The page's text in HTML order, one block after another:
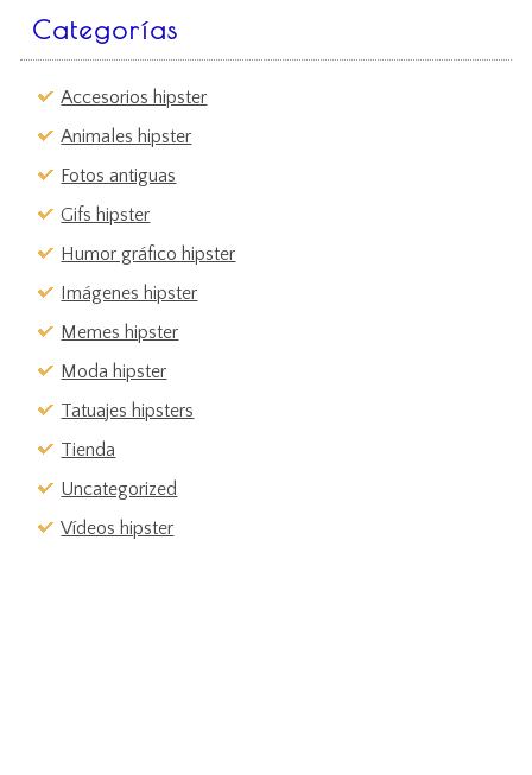
Categorías
Accesorios hipster
Animales hipster
Fotos antiguas
Gifs hipster
Humor gráfico hipster
Imágenes hipster
Memes hipster
Moda hipster
Tatuajes hipsters
Tienda
Uncategorized
Vídeos hipster